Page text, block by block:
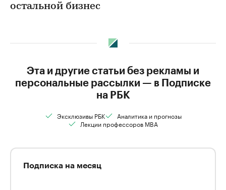
остальной бизнес
Эта и другие статьи без рекламы и
персональные рассылки — в Подписке
на РБК
Эксклюзивы РБК
Аналитика и прогнозы
Лекции профессоров MBA
Подписка на месяц